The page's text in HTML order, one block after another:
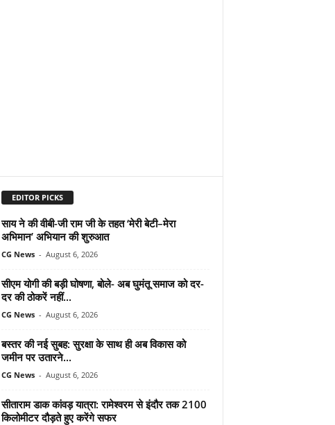
EDITOR PICKS
साय ने की वीबी-जी राम जी के तहत ‘मेरी बेटी–मेरा
अभिमान’ अभियान की शुरुआत
CG News - August 6, 2026
सीएम योगी की बड़ी घोषणा, बोले- अब घुमंतू समाज को दर-
दर की ठोकरें नहीं...
CG News - August 6, 2026
बस्तर की नई सुबह: सुरक्षा के साथ ही अब विकास को
जमीन पर उतारने...
CG News - August 6, 2026
सीताराम डाक कांवड़ यात्रा: रामेश्वरम से इंदौर तक 2100
किलोमीटर दौड़ते हुए करेंगे सफर